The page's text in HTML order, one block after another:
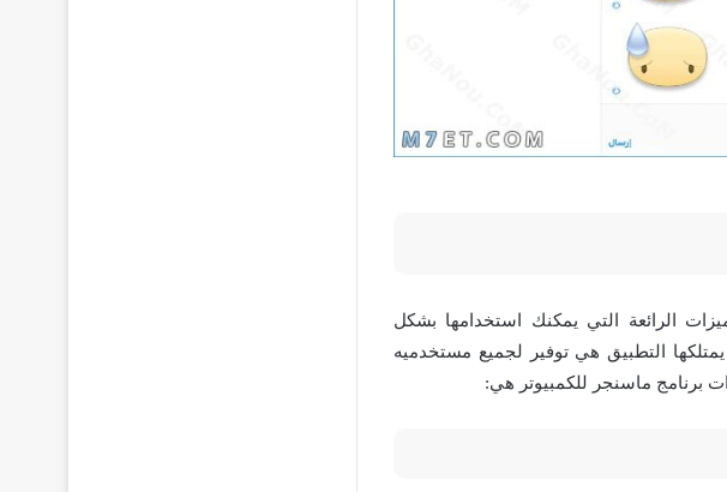
الرائعة التي يمكنك استخدامها بشكل
التطبيق هي توفير لجميع مستخدميه
برنامج ماسنجر للكمبيوتر هي: